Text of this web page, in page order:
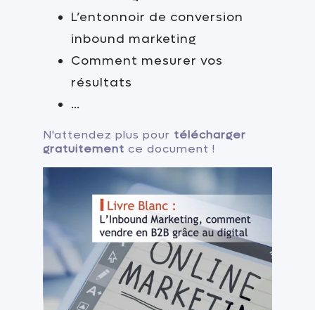
L’entonnoir de conversion
inbound marketing
Comment mesurer vos
résultats
…
N'attendez plus pour télécharger
gratuitement ce document !